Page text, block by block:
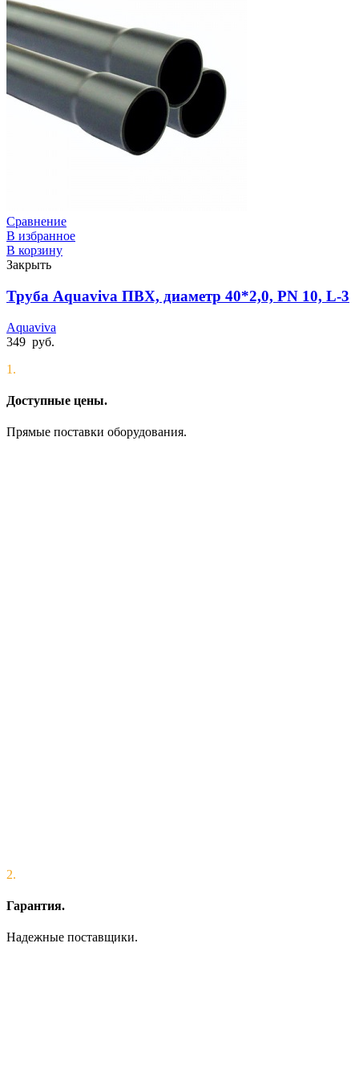
Сравнение
В избранное
В корзину
Закрыть
Труба Aquaviva ПВХ, диаметр 40*2,0, PN 10, L-3
Aquaviva
349 руб.
1.
Доступные цены.
Прямые поставки оборудования.
2.
Гарантия.
Надежные поставщики.